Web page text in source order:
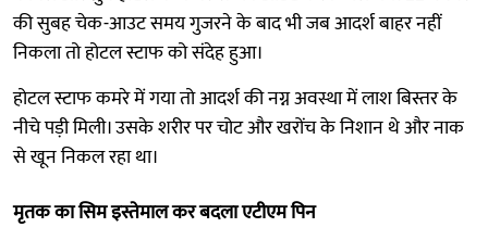
की सुबह चेक-आउट समय गुजरने के बाद भी जब आदर्श बाहर नहीं
निकला तो होटल स्टाफ को संदेह हुआ।
होटल स्टाफ कमरे में गया तो आदर्श की नग्न अवस्था में लाश बिस्तर के
नीचे पड़ी मिली। उसके शरीर पर चोट और खरोंच के निशान थे और नाक
से खून निकल रहा था।
मृतक का सिम इस्तेमाल कर बदला एटीएम पिन